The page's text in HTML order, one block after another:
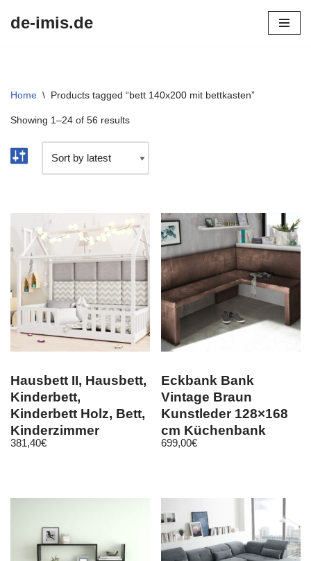
de-imis.de
Home \ Products tagged “bett 140x200 mit bettkasten”
Showing 1–24 of 56 results
Hausbett II, Hausbett,
Kinderbett,
Kinderbett Holz, Bett,
Kinderzimmer
381,40€
Eckbank Bank
Vintage Braun
Kunstleder 128×168
cm Küchenbank
Sitzbank Sitzecke
699,00€